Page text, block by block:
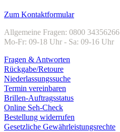
Zum Kontaktformular
Allgemeine Fragen: 0800 34356266
Mo-Fr: 09-18 Uhr - Sa: 09-16 Uhr
Fragen & Antworten
Rückgabe/Retoure
Niederlassungssuche
Termin vereinbaren
Brillen-Auftragsstatus
Online Seh-Check
Bestellung widerrufen
Gesetzliche Gewährleistungsrechte